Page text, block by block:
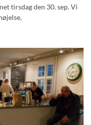
tirsdag den 30. sep. Vi